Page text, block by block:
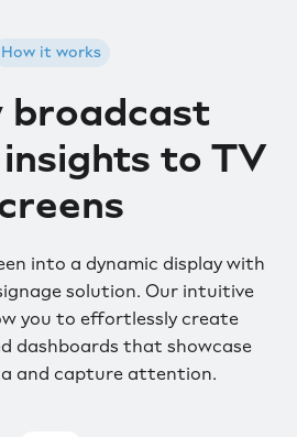
How it works
broadcast
to TV
into a dynamic display with
solution. Our intuitive
you to effortlessly create
dashboards that showcase
and capture attention.